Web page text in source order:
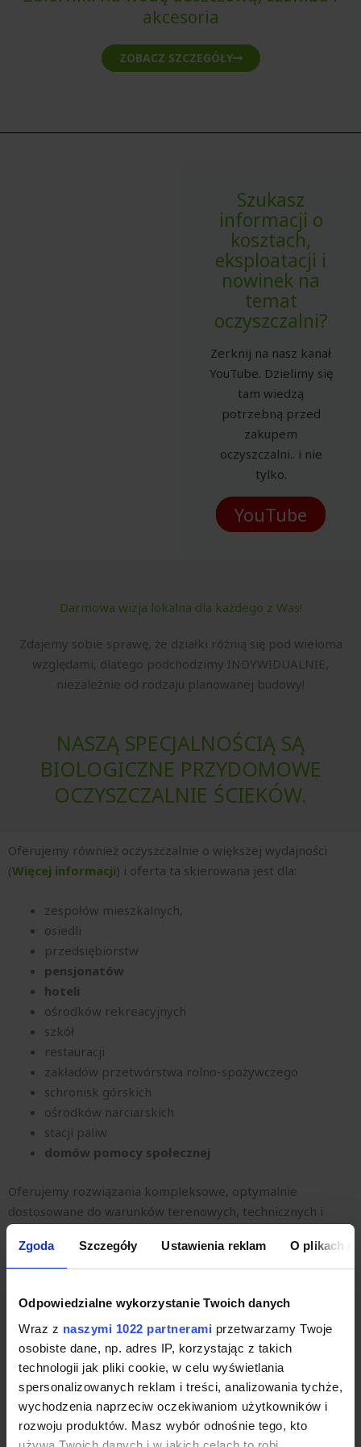
Zgoda Szczegóły Ustawienia reklam O plikach
Odpowiedzialne wykorzystanie Twoich danych
Wraz z naszymi 1022 partnerami przetwarzamy Twoje
osobiste dane, np. adres IP, korzystając z takich
technologii jak pliki cookie, w celu wyświetlania
spersonalizowanych reklam i treści, analizowania tychże,
wychodzenia naprzeciw oczekiwaniom użytkowników i
rozwoju produktów. Masz wybór odnośnie tego, kto
akcesoria
ZOBACZ SZCZEGÓŁY
Szukasz
informacji o
kosztach,
eksploatacji i
nowinek na
temat
oczyszczalni?
Zerknij na nasz kanał
YouTube. Dzielimy się
tam wiedzą
potrzebną przed
zakupem
oczyszczalni.. i nie
tylko.
YouTube
Darmowa wizja lokalna dla każdego z Was!
Zdajemy sobie sprawę, że działki różnią się pod wieloma
względami, dlatego podchodzimy INDYWIDUALNIE,
niezależnie od rodzaju planowanej budowy!
NASZĄ SPECJALNOŚCIĄ SĄ
BIOLOGICZNE PRZYDOMOWE
OCZYSZCZALNIE ŚCIEKÓW.
Oferujemy również oczyszczalnie o większej wydajności
(Więcej informacji) i oferta ta skierowana jest dla:
zespołów mieszkalnych,
osiedli
przedsiębiorstw
pensjonatów
hoteli
ośrodków rekreacyjnych
szkół
restauracji
zakładów przetwórstwa rolno-spożywczego
schronisk górskich
ośrodków narciarskich
stacji paliw
domów pomocy społecznej
Oferujemy rozwiązania kompleksowe, optymalnie
dostosowane do warunków terenowych, technicznych i
technologicznych. Ze względu na bardzo szeroką ofertę
wyposażenia dostarczone rozwiązania odpowiadają
potrzebom i wymaganiom każdego Inwestora!
Ofertę kierujemy nie tylko do inwestorów, którzy budują
nowy dom i nie planują podłączenia go do zbiorczej sieci
kanalizacyjnej, ale także do właścicieli gospodarstw
domowych korzystających z istniejących już zbiorników
zamkniętych, tzw. szamb. Proponujemy niewielkich
wymiarów przydomowe oczyszczalnie ścieków,
wykorzystujące nowoczesne materiały i technologie.